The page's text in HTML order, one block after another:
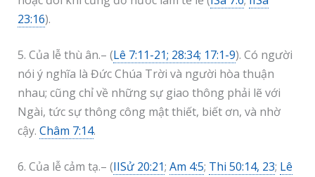
23:16).
5. Của lễ thù ân.– (Lê 7:11-21; 28:34; 17:1-9). Có người
nói ý nghĩa là Đức Chúa Trời và người hòa thuận
nhau; cũng chỉ về những sự giao thông phải lẽ với
Ngài, tức sự thông công mật thiết, biết ơn, và nhờ
cậy. Châm 7:14.
6. Của lễ cảm tạ.– (IISử 20:21; Am 4:5; Thi 50:14, 23; Lê